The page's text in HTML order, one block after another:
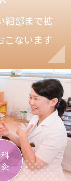
細部まで拡
こないます